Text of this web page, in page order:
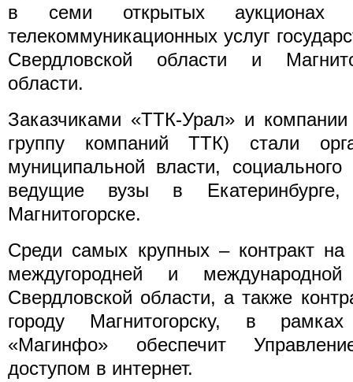
в семи открытых аукционах
телекоммуникационных услуг
Свердловской области и
области.
Заказчиками «ТТК-Урал» и
группу компаний ТТК) стали
муниципальной власти,
ведущие вузы в
Магнитогорске.
Среди самых крупных – контракт на
междугородней и
Свердловской области, а также
городу Магнитогорску, в
«Магинфо» обеспечит
доступом в интернет.